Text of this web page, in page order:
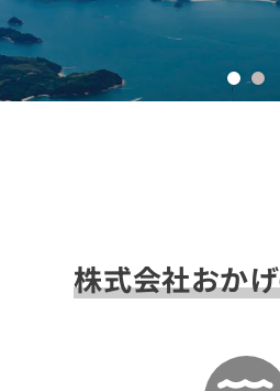
株式会社おか